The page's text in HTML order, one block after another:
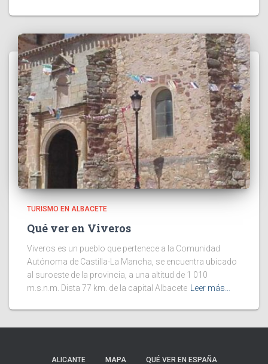
TURISMO EN ALBACETE
Qué ver en Viveros
Viveros es un pueblo que pertenece a la Comunidad
Autónoma de Castilla-La Mancha, se encuentra ubicado
al suroeste de la provincia, a una altitud de 1 010
m.s.n.m. Dista 77 km. de la capital Albacete
Leer más…
ALICANTE MAPA QUÉ VER EN ESPAÑA